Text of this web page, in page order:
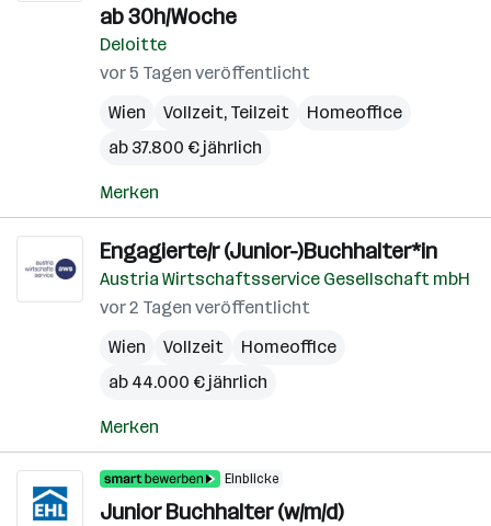
ab 30h/Woche
Deloitte
vor 5 Tagen veröffentlicht
Wien
Vollzeit, Teilzeit
Homeoffice
ab 37.800 € jährlich
Merken
Engagierte/r (Junior-)Buchhalter*in
Austria Wirtschaftsservice Gesellschaft mbH
vor 2 Tagen veröffentlicht
Wien
Vollzeit
Homeoffice
ab 44.000 € jährlich
Merken
Einblicke
Junior Buchhalter (w/m/d)